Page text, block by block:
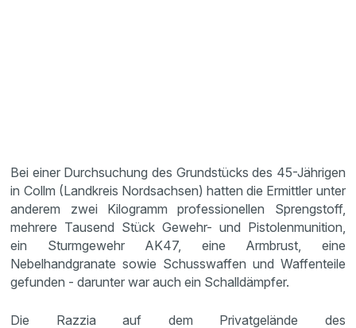
Bei einer Durchsuchung des Grundstücks des 45-Jährigen
in Collm (Landkreis Nordsachsen) hatten die Ermittler unter
anderem zwei Kilogramm professionellen Sprengstoff,
mehrere Tausend Stück Gewehr- und Pistolenmunition,
ein Sturmgewehr AK47, eine Armbrust, eine
Nebelhandgranate sowie Schusswaffen und Waffenteile
gefunden - darunter war auch ein ‎Schalldämpfer.
Die Razzia auf dem Privatgelände des